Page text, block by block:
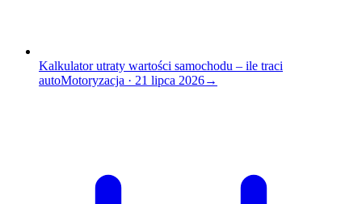
Kalkulator utraty wartości samochodu – ile traci
autoMotoryzacja · 21 lipca 2026→